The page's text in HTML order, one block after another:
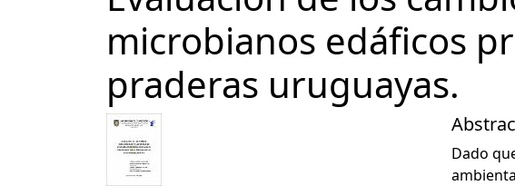
microbianos edáficos
praderas uruguayas.
Dado